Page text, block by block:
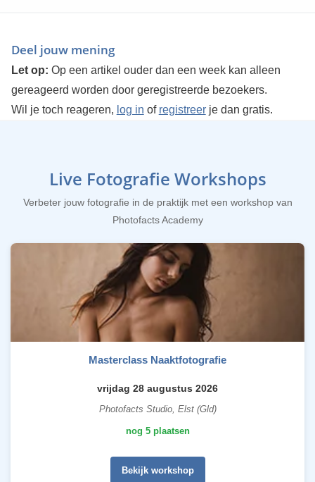
Deel jouw mening
Let op: Op een artikel ouder dan een week kan alleen
gereageerd worden door geregistreerde bezoekers.
Wil je toch reageren, log in of registreerje dan gratis.
Live Fotografie Workshops
Verbeter jouw fotografie in de praktijk met een workshop van
Photofacts Academy
Masterclass Naaktfotografie
vrijdag 28 augustus 2026
Photofacts Studio, Elst (Gld)
nog 5 plaatsen
Bekijk workshop